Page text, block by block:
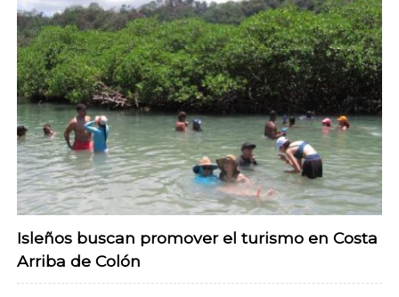
Isleños buscan promover el turismo en Costa
Arriba de Colón